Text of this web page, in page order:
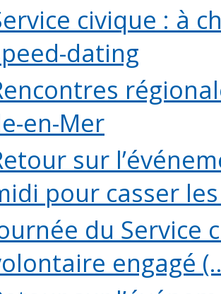
civique : à
dating
en-Mer
sur
pour casser les
du Service
engagé